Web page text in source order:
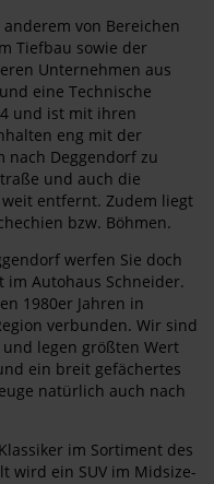
von Bereichen
Tiefbau sowie der
Unternehmen aus
eine Technische
und ist mit ihren
eng mit der
nach Deggendorf zu
und auch die
entfernt. Zudem liegt
bzw. Böhmen.
werfen Sie doch
im Autohaus Schneider.
1980er Jahren in
verbunden. Wir sind
legen größten Wert
ein breit gefächertes
natürlich auch nach
im Sortiment des
wird ein SUV im Midsize-